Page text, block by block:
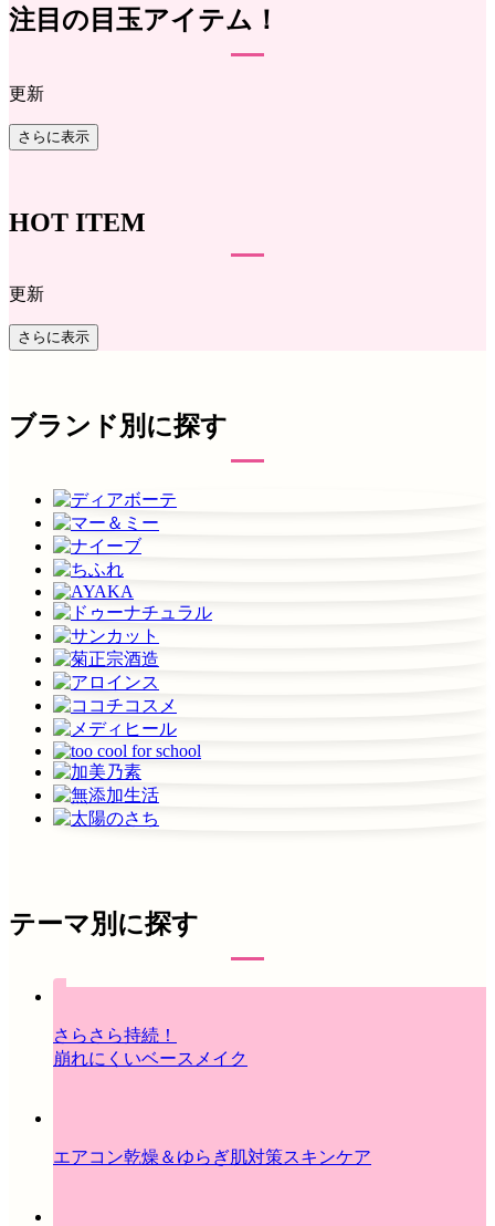
注目の目玉アイテム！
更新
さらに表示
HOT ITEM
更新
さらに表示
ブランド別に探す
テーマ別に探す
さらさら持続！
崩れにくいベースメイク
エアコン乾燥＆ゆらぎ肌対策スキンケア